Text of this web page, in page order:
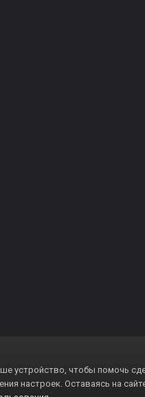
устройство, чтобы помочь
настроек. Оставаясь на